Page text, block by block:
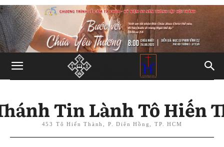
Tin Lành Tô Hiến
453 Tô Hiến Thành, P. Diên Hồng, TP. HCM